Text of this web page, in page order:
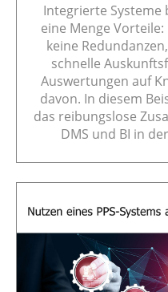
Integrierte
eine Menge
keine
schnelle
Auswertungen auf
davon. In diesem
das reibungslose
DMS und BI in